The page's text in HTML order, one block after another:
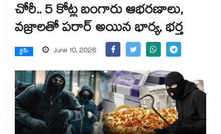
చోరీ.. 5 కోట్ల బంగారు ఆభరణాలు,
వజ్రాలతో పరార్ అయిన భార్య, భర్త
క్రైమ్ June 10, 2026